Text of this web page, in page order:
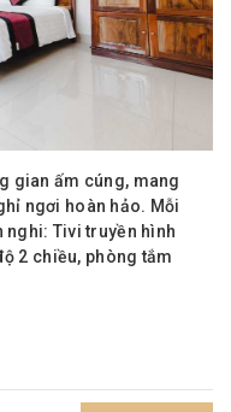
gian ấm cúng, mang
ngơi hoàn hảo. Mỗi
Tivi truyền hình
2 chiều, phòng tắm